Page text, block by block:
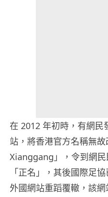
在 2012 年初時，有網民
站，將香港官方名稱無
Xianggang」，令到網
「正名」，其後國際足
外國網站重蹈覆轍，該